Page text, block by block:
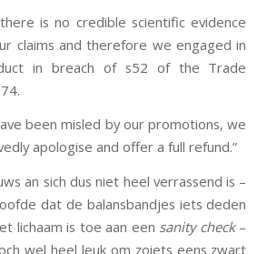
is no credible scientific evidence
claims and therefore we engaged in
in breach of s52 of the Trade
been misled by our promotions, we
apologise and offer a full refund.”
an sich dus niet heel verrassend is –
dat de balansbandjes iets deden
lichaam is toe aan een sanity check –
wel heel leuk om zoiets eens zwart